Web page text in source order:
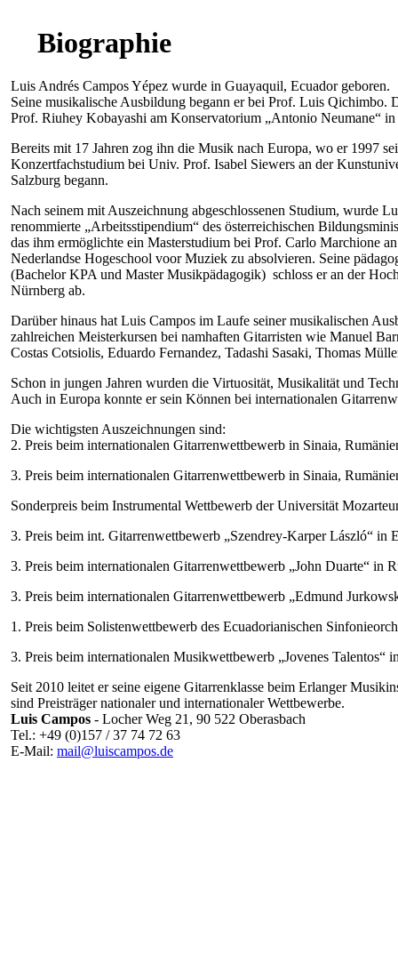
Biographie
Luis Andrés Campos Yépez wurde in Guayaquil, Ecuador geboren.
Seine musikalische Ausbildung begann er bei Prof. Luis Qichimbo.
Prof. Riuhey Kobayashi am Konservatorium „Antonio Neumane“
Bereits mit 17 Jahren zog ihn die Musik nach Europa, wo er 1997
Konzertfachstudium bei Univ. Prof. Isabel Siewers an der
Salzburg begann.
Nach seinem mit Auszeichnung abgeschlossenen Studium, wurde
renommierte „Arbeitsstipendium“ des österreichischen
das ihm ermöglichte ein Masterstudium bei Prof. Carlo Marchione
Nederlandse Hogeschool voor Muziek zu absolvieren. Seine
(Bachelor KPA und Master Musikpädagogik) schloss er an der
Nürnberg ab.
Darüber hinaus hat Luis Campos im Laufe seiner musikalischen
zahlreichen Meisterkursen bei namhaften Gitarristen wie Manuel
Costas Cotsiolis, Eduardo Fernandez, Tadashi Sasaki, Thomas
Schon in jungen Jahren wurden die Virtuosität, Musikalität und
Auch in Europa konnte er sein Können bei internationalen
Die wichtigsten Auszeichnungen sind:
2. Preis beim internationalen Gitarrenwettbewerb in Sinaia,
3. Preis beim internationalen Gitarrenwettbewerb in Sinaia,
Sonderpreis beim Instrumental Wettbewerb der Universität
3. Preis beim int. Gitarrenwettbewerb „Szendrey-Karper László“ in
3. Preis beim internationalen Gitarrenwettbewerb „John Duarte“ in
3. Preis beim internationalen Gitarrenwettbewerb „Edmund
1. Preis beim Solistenwettbewerb des Ecuadorianischen
3. Preis beim internationalen Musikwettbewerb „Jovenes Talentos“
Seit 2010 leitet er seine eigene Gitarrenklasse beim Erlanger
sind Preisträger nationaler und internationaler Wettbewerbe.
Luis Campos - Locher Weg 21, 90 522 Oberasbach
Tel.: +49 (0)157 / 37 74 72 63
E-Mail: mail@luiscampos.de